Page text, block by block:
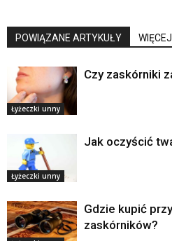
POWIĄZANE ARTYKUŁY
Łyżeczki unny
Czy zaskórniki
Łyżeczki unny
Jak oczyścić
Gdzie kupić
zaskórników?